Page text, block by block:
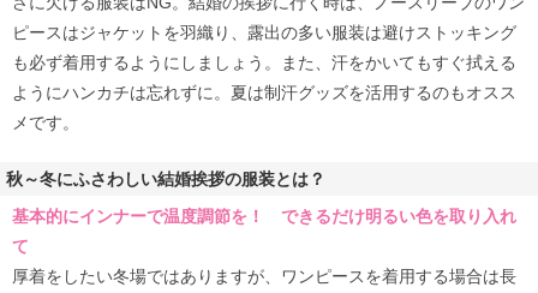
ピースはジャケットを羽織り、露出の多い服装は避けストッキング
も必ず着用するようにしましょう。また、汗をかいてもすぐ拭える
ようにハンカチは忘れずに。夏は制汗グッズを活用するのもオスス
メです。
秋～冬にふさわしい結婚挨拶の服装とは？
基本的にインナーで温度調節を！ できるだけ明るい色を取り入れ
て
厚着をしたい冬場ではありますが、ワンピースを着用する場合は長